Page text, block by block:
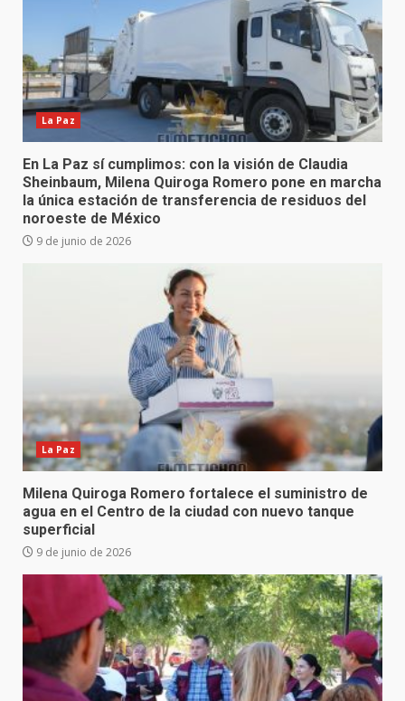
La Paz
En La Paz sí cumplimos: con la visión de Claudia
Sheinbaum, Milena Quiroga Romero pone en marcha
la única estación de transferencia de residuos del
noroeste de México
9 de junio de 2026
La Paz
Milena Quiroga Romero fortalece el suministro de
agua en el Centro de la ciudad con nuevo tanque
superficial
9 de junio de 2026